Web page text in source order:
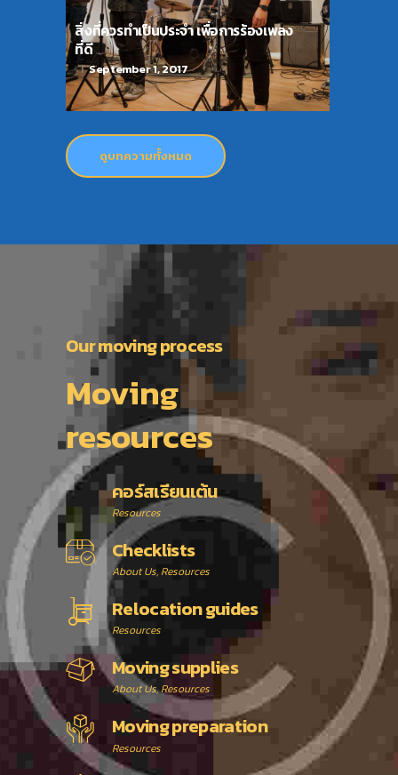
สิ่งที่ควรทำเป็นประจำ เพื่อการร้องเพลง
ที่ดี
September 1, 2017
ดูบทความทั้งหมด
Our moving process
Moving
resources
คอร์สเรียนเต้น
Resources
Checklists
About Us, Resources
Relocation guides
Resources
Moving supplies
About Us, Resources
Moving preparation
Resources